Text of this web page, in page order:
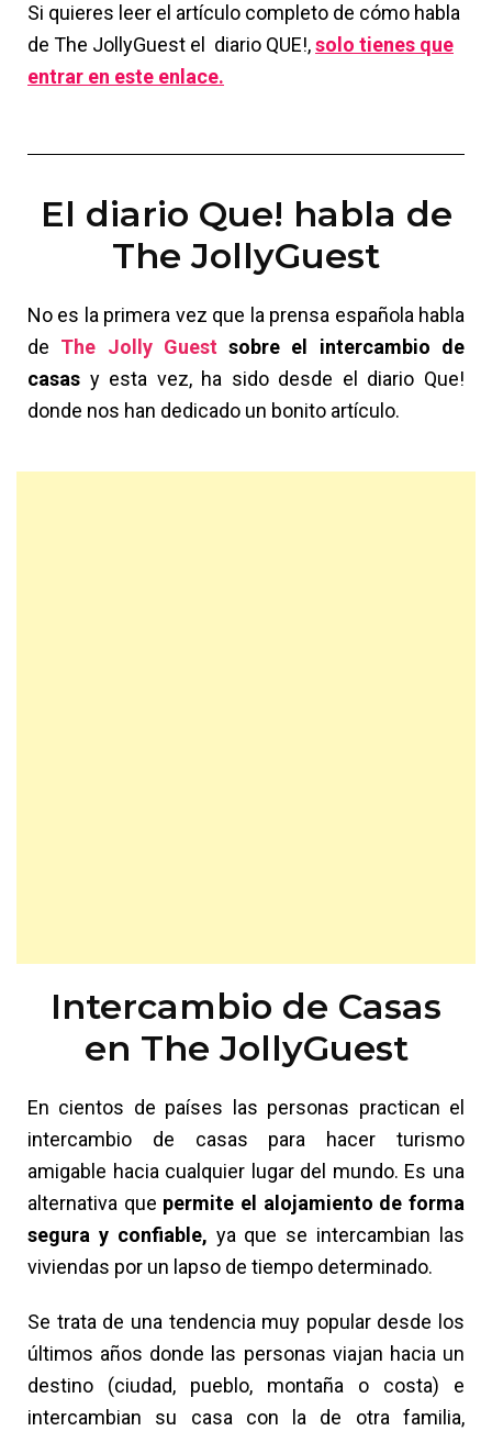
Si quieres leer el artículo completo de cómo habla
de The JollyGuest el diario QUE!,solo tienes que
entrar en este enlace.
El diario Que! habla de
The JollyGuest
No es la primera vez que la prensa española habla
de The Jolly Guestsobre el intercambio de
casas y esta vez, ha sido desde el diario Que!
donde nos han dedicado un bonito artículo.
Intercambio de Casas
en The JollyGuest
En cientos de países las personas practican el
intercambio de casas para hacer turismo
amigable hacia cualquier lugar del mundo. Es una
alternativa que permite el alojamiento de forma
segura y confiable, ya que se intercambian las
viviendas por un lapso de tiempo determinado.
Se trata de una tendencia muy popular desde los
últimos años donde las personas viajan hacia un
destino (ciudad, pueblo, montaña o costa) e
intercambian su casa con la de otra familia,